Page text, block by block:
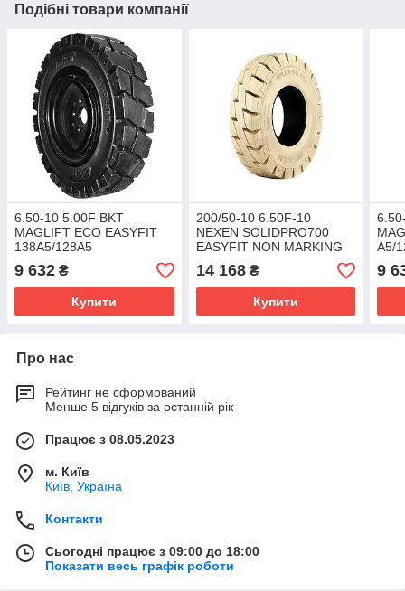
Подібні товари компанії
6.50-10 5.00F BKT
MAGLIFT ECO EASYFIT
138A5/128A5
9 632 ₴
Купити
200/50-10 6.50F-10
NEXEN SOLIDPRO700
EASYFIT NON MARKING
139A5/130A5
14 168₴
Купити
A5/
9
Про нас
Рейтинг не сформований
Менше 5 відгуків за останній рік
Працює з 08.05.2023
м. Київ
Київ, Україна
Контакти
Сьогодні працює з 09:00 до 18:00
Показати весь графік роботи